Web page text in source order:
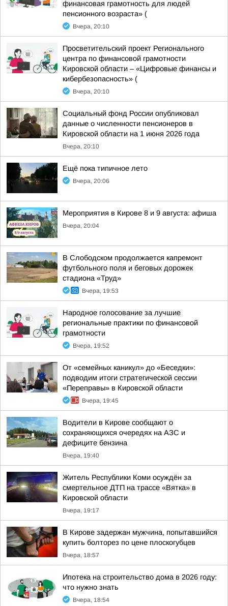
финансовая грамотность для людей
пенсионного возраста» (
Вчера, 20:10
Просветительский проект Регионального
центра по финансовой грамотности
Кировской области – «Цифровые финансы и
кибербезопасность» (
Вчера, 20:10
Социальный фонд России опубликовал
данные о численности пенсионеров в
Кировской области на 1 июня 2026 года
Вчера, 20:10
Ещё пока типичное лето
Вчера, 20:06
Мероприятия в Кирове 8 и 9 августа: афиша
Вчера, 20:04
В Слободском продолжается капремонт
футбольного поля и беговых дорожек
стадиона «Труд»
Вчера, 19:53
Народное голосование за лучшие
региональные практики по финансовой
грамотности
Вчера, 19:52
От «семейных каникул» до «Беседки»:
подводим итоги стратегической сессии
«Переправы» в Кировской области
Вчера, 19:45
Водители в Кирове сообщают о
сохраняющихся очередях на АЗС и
дефиците бензина
Вчера, 19:40
Житель Республики Коми осуждён за
смертельное ДТП на трассе «Вятка» в
Кировской области
Вчера, 19:17
В Кирове задержан мужчина, попытавшийся
купить болторез по цене плоскогубцев
Вчера, 18:57
Ипотека на строительство дома в 2026 году:
что нужно знать
Вчера, 18:54